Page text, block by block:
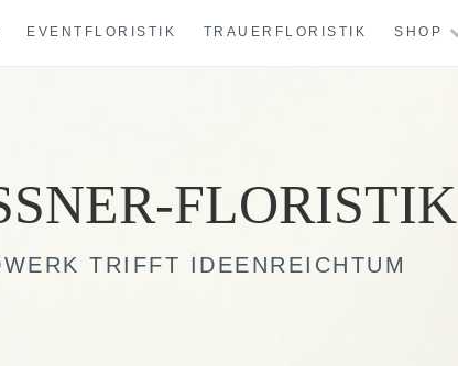
EVENTFLORISTIK TRAUERFLORISTIK SHOP
FLORISTIK
TRIFFT IDEENREICHTUM